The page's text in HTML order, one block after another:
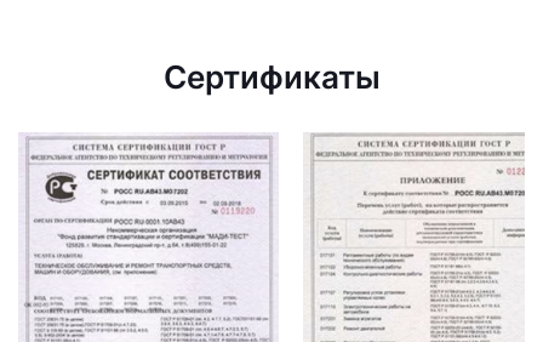
Сертификаты